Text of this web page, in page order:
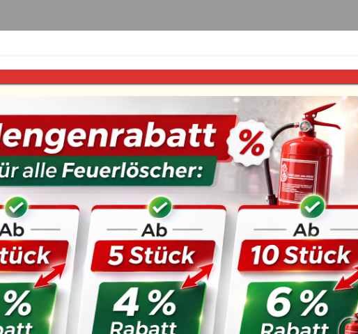
Fettbrand-Feuerlöscher Zubehör Erste-
Verbandschrank aus
ohne Füllung